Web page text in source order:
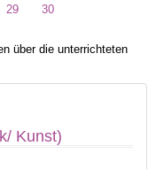
29
30
über die unterrichteten
Kunst)